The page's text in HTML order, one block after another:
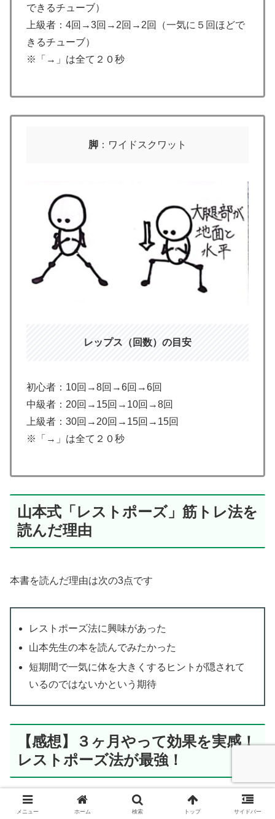
できるチューブ）
上級者：4回→3回→2回→2回（一気に５回ほどで
きるチューブ）
※「→」は全て２０秒
脚 ：ワイドスクワット
レップス（回数）の目安
初心者：10回→8回→6回→6回
中級者：20回→15回→10回→8回
上級者：30回→20回→15回→15回
※「→」は全て２０秒
山本式「レストポーズ」筋トレ法を
読んだ理由
本書を読んだ理由は次の3点です
レストポーズ法に興味があった
山本先生の本を読んでみたかった
短期間で一気に体を大きくするヒントが隠されて
いるのではないかという期待
【感想】３ヶ月やって効果を実感！
レストポーズ法が最強！
３ヶ月前、著者のyoutubeチャンネルで、「レストポーズ
メニュー ホーム 検索 トップ サイドバー